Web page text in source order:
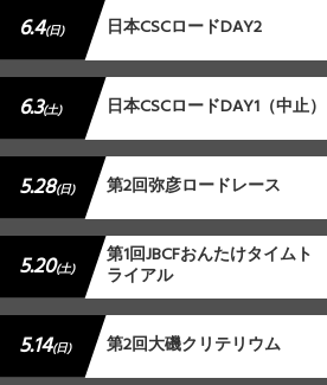
6.4(日) 日本CSCロードDAY2
6.3(土) 日本CSCロードDAY1（中止）
5.28(日) 第2回弥彦ロードレース
5.20(土) 第1回JBCFおんたけタイムト
ライアル
5.14(日) 第2回大磯クリテリウム